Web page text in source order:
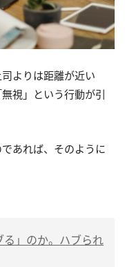
よりは距離が近い
視」という行動が引
あれば、そのように
」のか。ハブられ